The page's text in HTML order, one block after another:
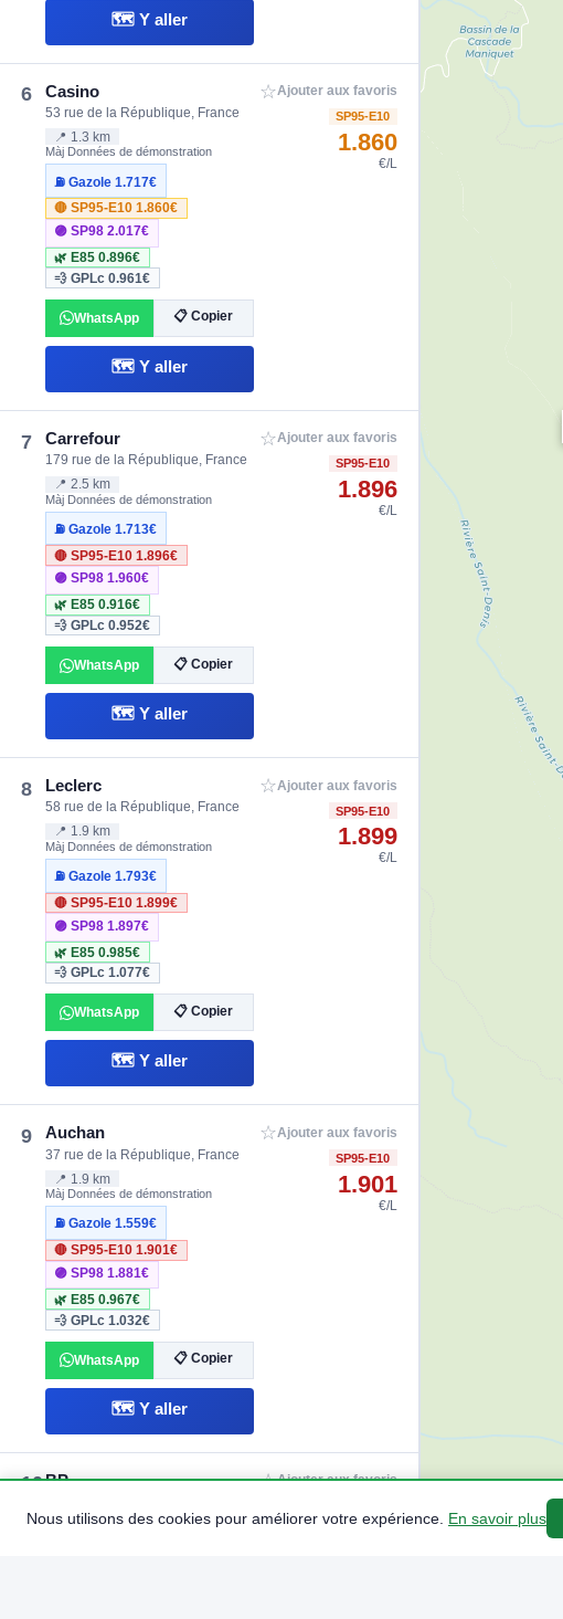
Nous utilisons des cookies pour améliorer votre expérience. En savoir plus
🗺️ Y aller
6 Casino
53 rue de la République, France
📍 1.3 km
Màj Données de démonstration
⛽ Gazole1.717€
🔴 SP95-E101.860€
🟣 SP982.017€
🌿 E850.896€
💨 GPLc0.961€
WhatsApp 📋 Copier
🗺️ Y aller
☆Ajouter aux favoris
SP95-E10
1.860
€/L
7 Carrefour
179 rue de la République, France
📍 2.5 km
Màj Données de démonstration
⛽ Gazole1.713€
🔴 SP95-E101.896€
🟣 SP981.960€
🌿 E850.916€
💨 GPLc0.952€
WhatsApp 📋 Copier
🗺️ Y aller
☆Ajouter aux favoris
SP95-E10
1.896
€/L
8 Leclerc
58 rue de la République, France
📍 1.9 km
Màj Données de démonstration
⛽ Gazole1.793€
🔴 SP95-E101.899€
🟣 SP981.897€
🌿 E850.985€
💨 GPLc1.077€
WhatsApp 📋 Copier
🗺️ Y aller
☆Ajouter aux favoris
SP95-E10
1.899
€/L
9 Auchan
37 rue de la République, France
📍 1.9 km
Màj Données de démonstration
⛽ Gazole1.559€
🔴 SP95-E101.901€
🟣 SP981.881€
🌿 E850.967€
💨 GPLc1.032€
WhatsApp 📋 Copier
🗺️ Y aller
☆Ajouter aux favoris
SP95-E10
1.901
€/L
10BP
📍 3.0 km
☆Ajouter aux favoris
1.911